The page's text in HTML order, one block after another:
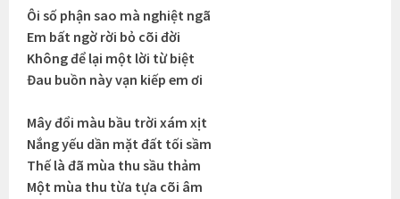
Ôi số phận sao mà nghiệt ngã
Em bất ngờ rời bỏ cõi đời
Không để lại một lời từ biệt
Đau buồn này vạn kiếp em ơi
Mây đổi màu bầu trời xám xịt
Nắng yếu dần mặt đất tối sầm
Thế là đã mùa thu sầu thảm
Một mùa thu từa tựa cõi âm